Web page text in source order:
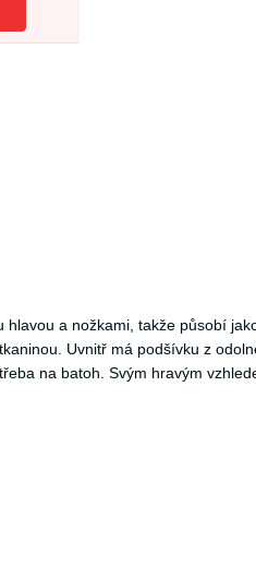
a nožkami, takže působí
Uvnitř má podšívku z
na batoh. Svým hravým